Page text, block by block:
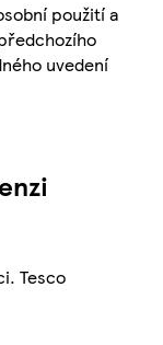
použití a
uvedení
Tesco